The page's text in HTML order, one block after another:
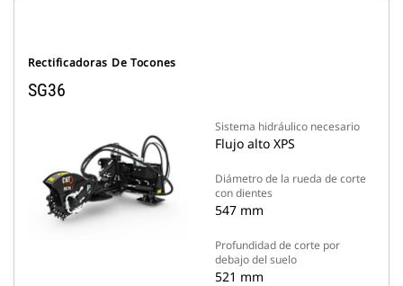
Rectificadoras De Tocones
SG36
Sistema hidráulico necesario
Flujo alto XPS
Diámetro de la rueda de corte
con dientes
547 mm
Profundidad de corte por
debajo del suelo
521 mm